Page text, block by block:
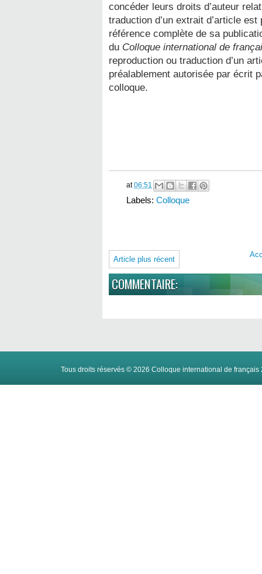
concéder leurs droits d’auteur
traduction d’un extrait d’article
référence complète de sa
du Colloque international de
reproduction ou traduction d’un
préalablement autorisée par écrit
colloque.
at06:51
Labels: Colloque
Article plus récent
COMMENTAIRE:
Tous droits réservés © 2026 Colloque international de français